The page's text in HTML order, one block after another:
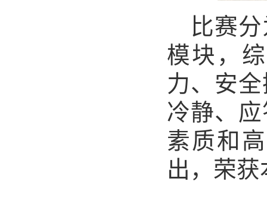
比赛
模块，
力、安
冷静、
素质和
出，荣